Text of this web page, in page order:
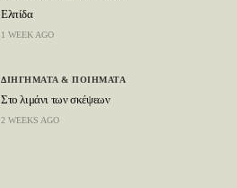
Ελπίδα
1 WEEK AGO
ΔΙΗΓΗΜΑΤΑ & ΠΟΙΗΜΑΤΑ
Στο λιμάνι των σκέψεων
2 WEEKS AGO